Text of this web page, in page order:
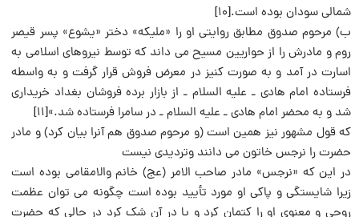
شمالی سودان بوده است.[۱۰]
ب) مرحوم صدوق مطابق روایتی او را «ملیکه» دختر «یشوع» پسر قیصر
روم و مادرش را از حواریین مسیح می داند که توسط نیروهای اسلامی به
اسارت در آمد و به صورت کنیز در معرض فروش قرار گرفت و به واسطه
فرستاده امام هادی ـ علیه السلام ـ از بازار برده فروشان بغداد خریداری
شد و به محضر امام هادی ـ علیه السلام ـ در سامرا فرستاده شد.»[۱۱]
که قول مشهور نیز همین است (و مرحوم صدوق هم آنرا بیان کرد) و مادر
حضرت را نرجس خاتون می دانند وتردیدی نیست
در این که «نرجس» مادر صاحب الامر (عج) خانم والامقامی بوده است
زیرا شایستگی و پاکی او مورد تأیید بوده است چگونه می توان عظمت
روحی و معنوی او را کتمان کرد و یا در آن شک کرد در حالی که حضرت